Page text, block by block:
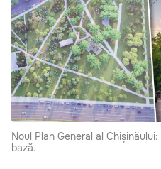
Noul Plan General al
bază.